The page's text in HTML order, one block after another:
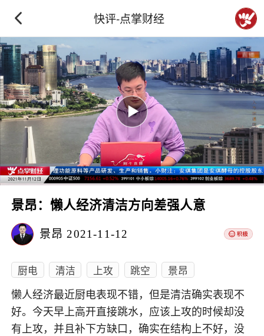
快评-点掌财经
景昂：懒人经济清洁方向差强人意
景昂 2021-11-12
厨电 清洁 上攻 跳空 景昂
懒人经济最近厨电表现不错，但是清洁确实表现不
好。今天早上高开直接跳水，应该上攻的时候却没
有上攻，并且补下方缺口，确实在结构上不好，没